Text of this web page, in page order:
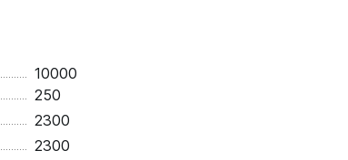
10000
250
2300
2300